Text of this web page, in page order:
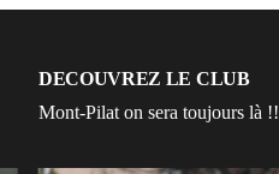
DECOUVREZ LE CLUB
Mont-Pilat on sera toujours là !!